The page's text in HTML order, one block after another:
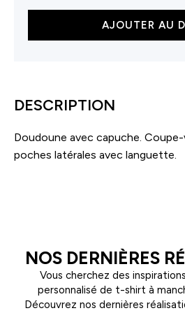
AJOUTER AU
DESCRIPTION
Doudoune avec capuche.
poches latérales avec languette.
NOS DERNIÈRES
Vous cherchez des
personnalisé de t-shirt à
Découvrez nos dernières